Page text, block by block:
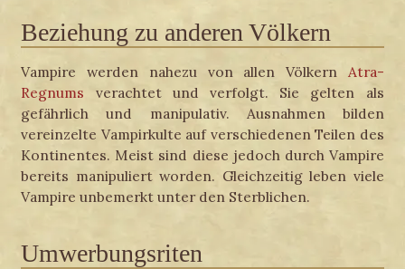
Beziehung zu anderen Völkern
Vampire werden nahezu von allen Völkern Atra-
Regnums verachtet und verfolgt. Sie gelten als
gefährlich und manipulativ. Ausnahmen bilden
vereinzelte Vampirkulte auf verschiedenen Teilen des
Kontinentes. Meist sind diese jedoch durch Vampire
bereits manipuliert worden. Gleichzeitig leben viele
Vampire unbemerkt unter den Sterblichen.
Umwerbungsriten